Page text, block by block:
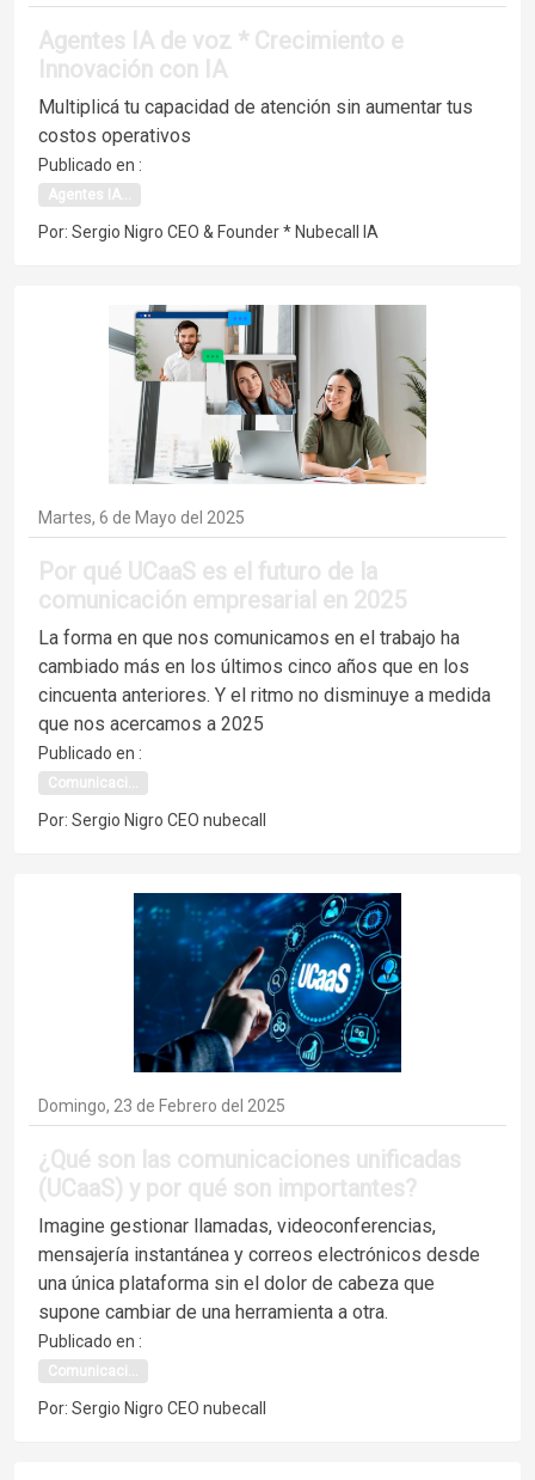
Agentes IA de voz * Crecimiento e
Innovación con IA
Multiplicá tu capacidad de atención sin aumentar tus
costos operativos
Publicado en :
Agentes IA...
Por: Sergio Nigro CEO & Founder * Nubecall IA
Martes, 6 de Mayo del 2025
Por qué UCaaS es el futuro de la
comunicación empresarial en 2025
La forma en que nos comunicamos en el trabajo ha
cambiado más en los últimos cinco años que en los
cincuenta anteriores. Y el ritmo no disminuye a medida
que nos acercamos a 2025
Publicado en :
Comunicaci...
Por: Sergio Nigro CEO nubecall
Domingo, 23 de Febrero del 2025
¿Qué son las comunicaciones unificadas
(UCaaS) y por qué son importantes?
Imagine gestionar llamadas, videoconferencias,
mensajería instantánea y correos electrónicos desde
una única plataforma sin el dolor de cabeza que
supone cambiar de una herramienta a otra.
Publicado en :
Comunicaci...
Por: Sergio Nigro CEO nubecall